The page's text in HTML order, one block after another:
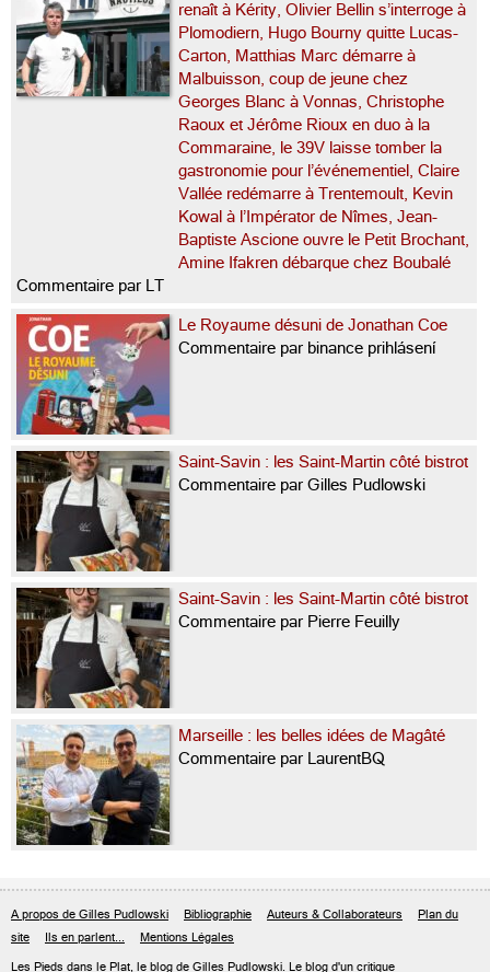
renaît à Kérity, Olivier Bellin s’interroge à
Plomodiern, Hugo Bourny quitte Lucas-
Carton, Matthias Marc démarre à
Malbuisson, coup de jeune chez
Georges Blanc à Vonnas, Christophe
Raoux et Jérôme Rioux en duo à la
Commaraine, le 39V laisse tomber la
gastronomie pour l’événementiel, Claire
Vallée redémarre à Trentemoult, Kevin
Kowal à l’Impérator de Nîmes, Jean-
Baptiste Ascione ouvre le Petit Brochant,
Amine Ifakren débarque chez Boubalé
Commentaire par LT
Le Royaume désuni de Jonathan Coe
Commentaire par binance prihlásení
Saint-Savin : les Saint-Martin côté bistrot
Commentaire par Gilles Pudlowski
Saint-Savin : les Saint-Martin côté bistrot
Commentaire par Pierre Feuilly
Marseille : les belles idées de Magâté
Commentaire par LaurentBQ
A propos de Gilles Pudlowski Bibliographie Auteurs & Collaborateurs
Plan du
site
Ils en parlent... Mentions Légales
Les Pieds dans le Plat, le blog de Gilles Pudlowski. Le blog d'un critique